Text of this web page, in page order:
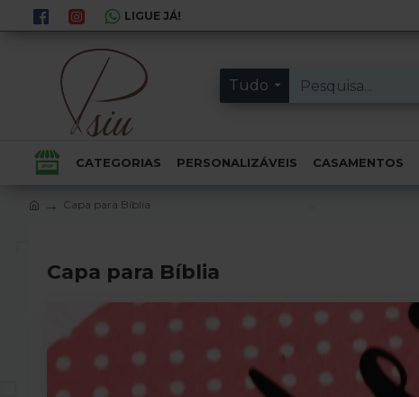
LIGUE JÁ!
Tudo
CATEGORIAS PERSONALIZÁVEIS CASAMENTOS
Capa para Bíblia
Capa para Bíblia